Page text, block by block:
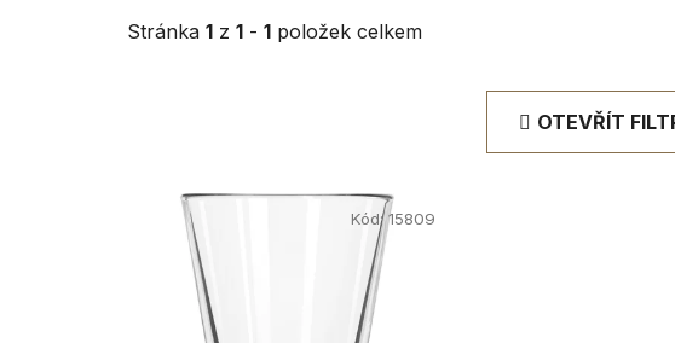
Stránka 1 z 1 - 1 položek celkem
OTEVŘÍT
Kód:15809